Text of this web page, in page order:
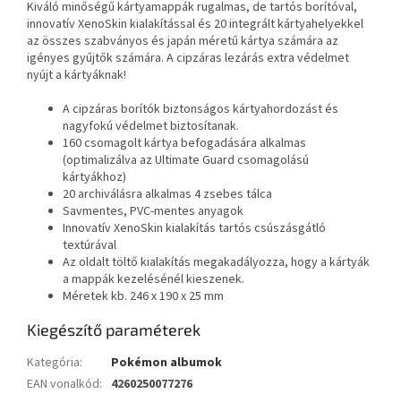
Kiváló minőségű kártyamappák rugalmas, de tartós borítóval,
innovatív XenoSkin kialakítással és 20 integrált kártyahelyekkel
az összes szabványos és japán méretű kártya számára az
igényes gyűjtők számára. A cipzáras lezárás extra védelmet
nyújt a kártyáknak!
A cipzáras borítók biztonságos kártyahordozást és
nagyfokú védelmet biztosítanak.
160 csomagolt kártya befogadására alkalmas
(optimalizálva az Ultimate Guard csomagolású
kártyákhoz)
20 archiválásra alkalmas 4 zsebes tálca
Savmentes, PVC-mentes anyagok
Innovatív XenoSkin kialakítás tartós csúszásgátló
textúrával
Az oldalt töltő kialakítás megakadályozza, hogy a kártyák
a mappák kezelésénél kieszenek.
Méretek kb. 246 x 190 x 25 mm
Kiegészítő paraméterek
Kategória:
Pokémon albumok
EAN vonalkód: 4260250077276